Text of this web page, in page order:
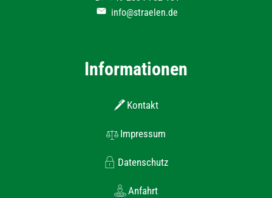
info@straelen.de
Informationen
Kontakt
Impressum
Datenschutz
Anfahrt